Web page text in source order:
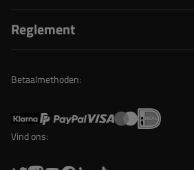
Reglement
Betaalmethoden:
Vind ons: